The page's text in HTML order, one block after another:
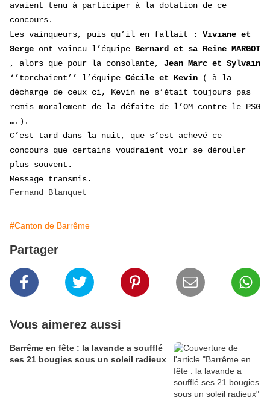
avaient tenu à participer à la dotation de ce
concours.
Les vainqueurs, puis qu’il en fallait : Viviane et
Serge ont vaincu l’équipe Bernard et sa Reine MARGOT
, alors que pour la consolante, Jean Marc et Sylvain
‘’torchaient’’ l’équipe Cécile et Kevin ( à la
décharge de ceux ci, Kevin ne s’était toujours pas
remis moralement de la défaite de l’OM contre le PSG
….).
C’est tard dans la nuit, que s’est achevé ce
concours que certains voudraient voir se dérouler
plus souvent.
Message transmis.
Fernand Blanquet
#Canton de Barrême
Partager
Vous aimerez aussi
Barrême en fête : la lavande a soufflé
ses 21 bougies sous un soleil radieux